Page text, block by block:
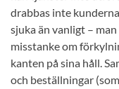
drabbas inte
sjuka än vanligt –
misstanke om
kanten på sina håll.
och beställningar